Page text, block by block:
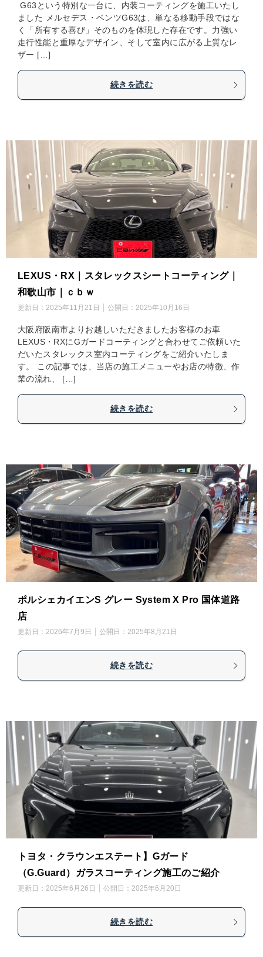
G63という特別な一台に、内装コーティングを施工いたし
ました メルセデス・ベンツG63は、単なる移動手段ではな
く「所有する喜び」そのものを体現した存在です。力強い
走行性能と重厚なデザイン、そして室内に広がる上質なレ
ザー […]
続きを読む
LEXUS・RX｜スタレックスシートコーティング｜
和歌山市｜ｃｂｗ
更新日： 2025年11月21日 公開日： 2025年10月16日
大阪府阪南市よりお越しいただきましたお客様のお車
LEXUS・RXにGガードコーティングと合わせてご依頼いた
だいたスタレックス室内コーティングをご紹介いたしま
す。 この記事では、当店の施工メニューやお店の特徴、作
業の流れ、 […]
続きを読む
ポルシェカイエンS グレー System X Pro 国体道路
店
更新日： 2026年7月9日 公開日： 2025年8月21日
続きを読む
トヨタ・クラウンエステート】Gガード
（G.Guard）ガラスコーティング施工のご紹介
更新日： 2025年6月26日 公開日： 2025年6月20日
続きを読む